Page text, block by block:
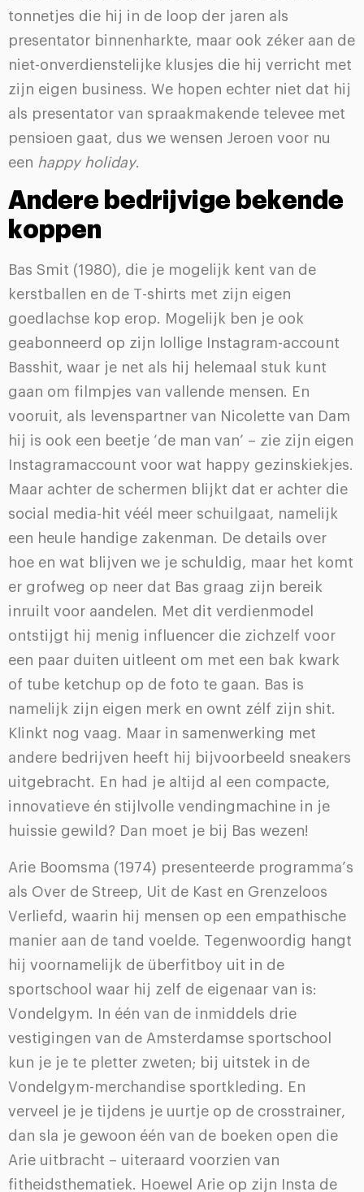
tonnetjes die hij in de loop der jaren als
presentator binnenharkte, maar ook zéker aan de
niet-onverdienstelijke klusjes die hij verricht met
zijn eigen business. We hopen echter niet dat hij
als presentator van spraakmakende televee met
pensioen gaat, dus we wensen Jeroen voor nu
een happy holiday.
Andere bedrijvige bekende
koppen
Bas Smit (1980), die je mogelijk kent van de
kerstballen en de T-shirts met zijn eigen
goedlachse kop erop. Mogelijk ben je ook
geabonneerd op zijn lollige Instagram-account
Basshit, waar je net als hij helemaal stuk kunt
gaan om filmpjes van vallende mensen. En
vooruit, als levenspartner van Nicolette van Dam
hij is ook een beetje ‘de man van’ – zie zijn eigen
Instagramaccount voor wat happy gezinskiekjes.
Maar achter de schermen blijkt dat er achter die
social media-hit véél meer schuilgaat, namelijk
een heule handige zakenman. De details over
hoe en wat blijven we je schuldig, maar het komt
er grofweg op neer dat Bas graag zijn bereik
inruilt voor aandelen. Met dit verdienmodel
ontstijgt hij menig influencer die zichzelf voor
een paar duiten uitleent om met een bak kwark
of tube ketchup op de foto te gaan. Bas is
namelijk zijn eigen merk en ownt zélf zijn shit.
Klinkt nog vaag. Maar in samenwerking met
andere bedrijven heeft hij bijvoorbeeld sneakers
uitgebracht. En had je altijd al een compacte,
innovatieve én stijlvolle vendingmachine in je
huissie gewild? Dan moet je bij Bas wezen!
Arie Boomsma (1974) presenteerde programma’s
als Over de Streep, Uit de Kast en Grenzeloos
Verliefd, waarin hij mensen op een empathische
manier aan de tand voelde. Tegenwoordig hangt
hij voornamelijk de überfitboy uit in de
sportschool waar hij zelf de eigenaar van is:
Vondelgym. In één van de inmiddels drie
vestigingen van de Amsterdamse sportschool
kun je je te pletter zweten; bij uitstek in de
Vondelgym-merchandise sportkleding. En
verveel je je tijdens je uurtje op de crosstrainer,
dan sla je gewoon één van de boeken open die
Arie uitbracht – uiteraard voorzien van
fitheidsthematiek. Hoewel Arie op zijn Insta de